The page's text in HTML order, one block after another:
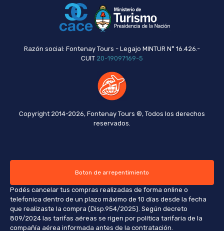
Razón social: Fontenay Tours - Legajo MINTUR N° 16.426.-
CUIT 20-19097169-5
Copyright 2014-2026, Fontenay Tours ®, Todos los derechos
reservados.
Boton de arrepentimiento
Podés cancelar tus compras realizadas de forma online o
telefonica dentro de un plazo máximo de 10 días desde la fecha
que realizaste la compra (Disp.954/2025). Según decreto
809/2024 las tarifas aéreas se rigen por política tarifaria de la
compañía aérea informada antes de la contratación.